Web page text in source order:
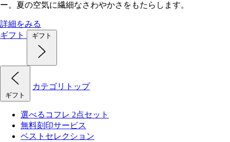
ー。夏の空気に繊細なさわやかさをもたらします。
詳細をみる
ギフト
ギフト
ギフト
カテゴリトップ
選べるコフレ 2点セット
無料刻印サービス
ベストセレクション